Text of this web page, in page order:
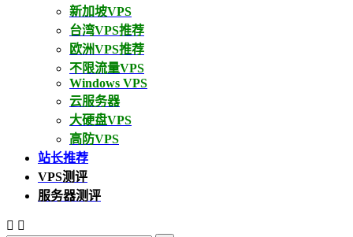
新加坡VPS
台湾VPS推荐
欧洲VPS推荐
不限流量VPS
Windows VPS
云服务器
大硬盘VPS
高防VPS
站长推荐
VPS测评
服务器测评
 